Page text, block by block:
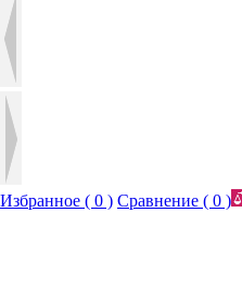
Избранное ( 0 ) Сравнение ( 0 )